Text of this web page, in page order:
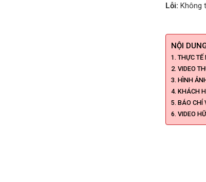
Lỗi: Không
NỘI
THỰC TẾ
VIDEO
HÌNH
KHÁCH
BÁO CHÍ
VIDEO